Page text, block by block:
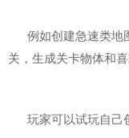
例如创建急速类地
关，生成关卡物体和
玩家可以试玩自己